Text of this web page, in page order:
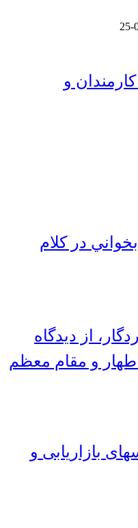
کارمندان و
در كلام
از دیدگاه
و مقام معظم
بازاریابی و